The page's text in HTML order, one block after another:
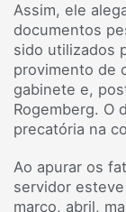
Assim, ele
documentos
sido utilizados
provimento de
gabinete e,
Rogemberg. O
precatória na
Ao apurar os
servidor
março, abril,